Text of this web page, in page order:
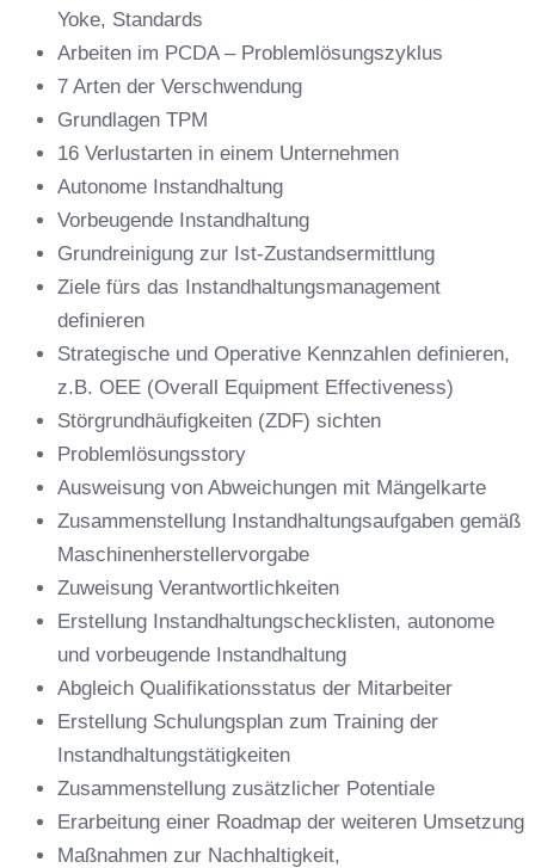
Yoke, Standards
Arbeiten im PCDA – Problemlösungszyklus
7 Arten der Verschwendung
Grundlagen TPM
16 Verlustarten in einem Unternehmen
Autonome Instandhaltung
Vorbeugende Instandhaltung
Grundreinigung zur Ist-Zustandsermittlung
Ziele fürs das Instandhaltungsmanagement
definieren
Strategische und Operative Kennzahlen definieren,
z.B. OEE (Overall Equipment Effectiveness)
Störgrundhäufigkeiten (ZDF) sichten
Problemlösungsstory
Ausweisung von Abweichungen mit Mängelkarte
Zusammenstellung Instandhaltungsaufgaben gemäß
Maschinenherstellervorgabe
Zuweisung Verantwortlichkeiten
Erstellung Instandhaltungschecklisten, autonome
und vorbeugende Instandhaltung
Abgleich Qualifikationsstatus der Mitarbeiter
Erstellung Schulungsplan zum Training der
Instandhaltungstätigkeiten
Zusammenstellung zusätzlicher Potentiale
Erarbeitung einer Roadmap der weiteren Umsetzung
Maßnahmen zur Nachhaltigkeit,